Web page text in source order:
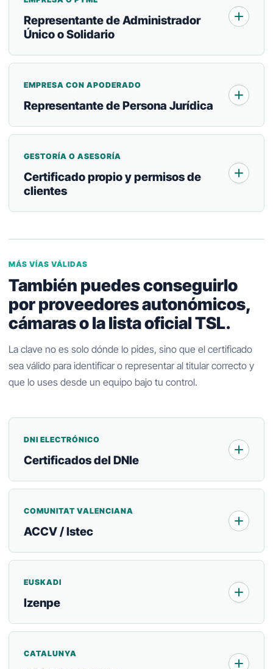
Representante de Administrador
Único o Solidario
EMPRESA CON APODERADO
Representante de Persona Jurídica
GESTORÍA O ASESORÍA
Certificado propio y permisos de
clientes
MÁS VÍAS VÁLIDAS
También puedes conseguirlo
por proveedores autonómicos,
cámaras o la lista oficial TSL.
La clave no es solo dónde lo pides, sino que el certificado
sea válido para identificar o representar al titular correcto y
que lo uses desde un equipo bajo tu control.
DNI ELECTRÓNICO
Certificados del DNIe
COMUNITAT VALENCIANA
ACCV / Istec
EUSKADI
Izenpe
CATALUNYA